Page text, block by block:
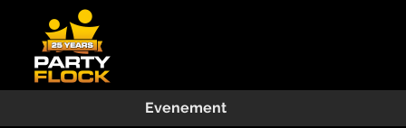
Evenement